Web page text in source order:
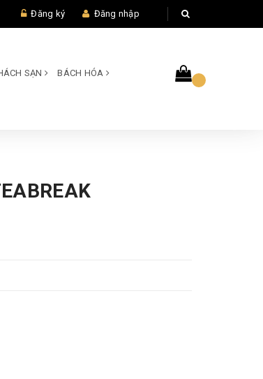
Đăng ký Đăng nhập
SẠN BÁCH HÓA